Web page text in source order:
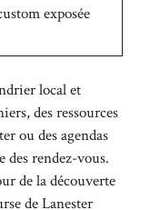
exposée
local et
des ressources
ou des agendas
des rendez-vous.
de la découverte
de Lanester